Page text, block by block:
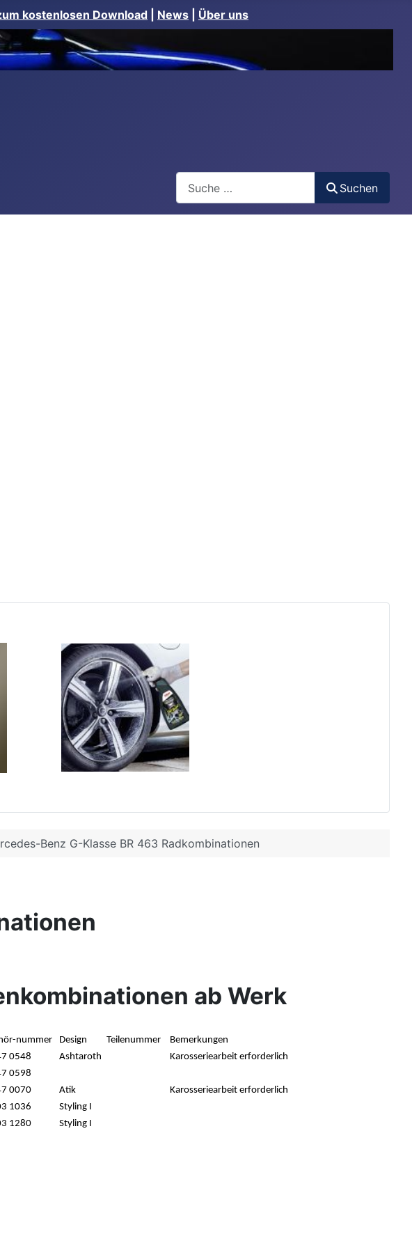
kostenlosen Download News Über uns
Suchen
Suchen
Benz G-Klasse BR 463 Radkombinationen
ab Werk
nummer Design Teilenummer
Bemerkungen
0548 Ashtaroth
Karosseriearbeit erforderlich
0598
0070 Atik
Karosseriearbeit erforderlich
1036
Styling I
1280 Styling I